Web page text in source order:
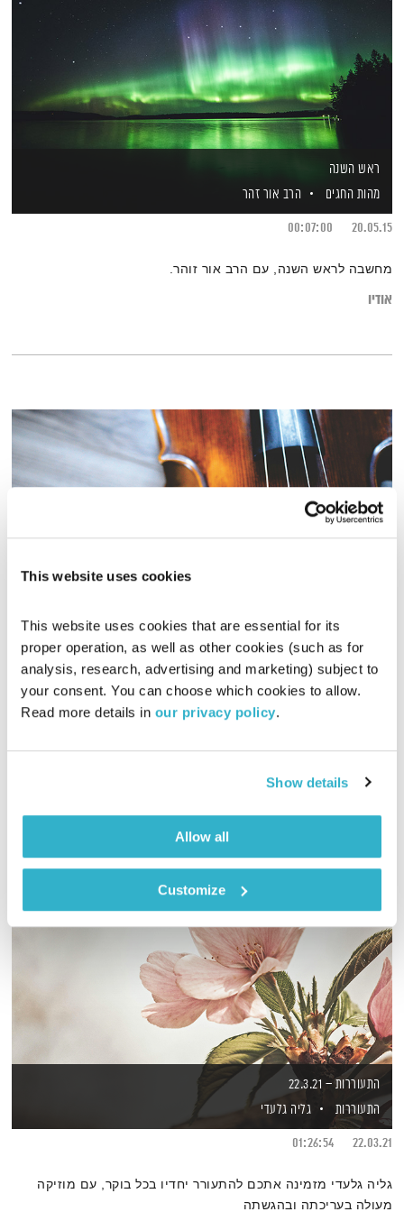
This website uses cookies
This website uses cookies that are essential for its
proper operation, as well as other cookies (such as for
analysis, research, advertising and marketing) subject to
your consent. You can choose which cookies to allow.
Read more details in our privacy policy.
Show details
Allow all
Customize
ראש השנה
מהות החגים
הרב אור זהר
20.05.15
00:07:00
מחשבה לראש השנה, עם הרב אור זוהר.
אודיו
כל יום מחדש
אמיר פרי
16.07.26
01:56:30
אמיר פרי בשעתיים של *כינורות* מרגשים, עצובים, שמחים, דיסקו
התעוררות – 22.3.21
התעוררות
גליה גלעדי
22.03.21
01:26:54
גליה גלעדי מזמינה אתכם להתעורר יחדיו בכל בוקר, עם מוזיקה
מעולה בעריכתה ובהגשתה